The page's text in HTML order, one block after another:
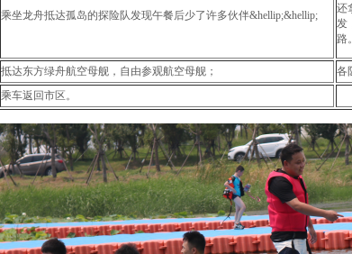
乘坐龙舟抵达孤岛的探险队发现午餐后少了许多伙伴&hellip;&hellip;
还
发
路。
抵达东方绿舟航空母舰，自由参观航空母舰；
各
乘车返回市区。